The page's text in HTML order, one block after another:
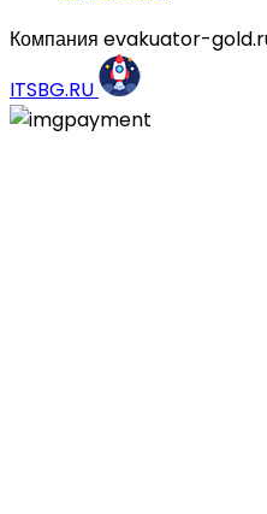
Компания evakuator-
ITSBG.RU